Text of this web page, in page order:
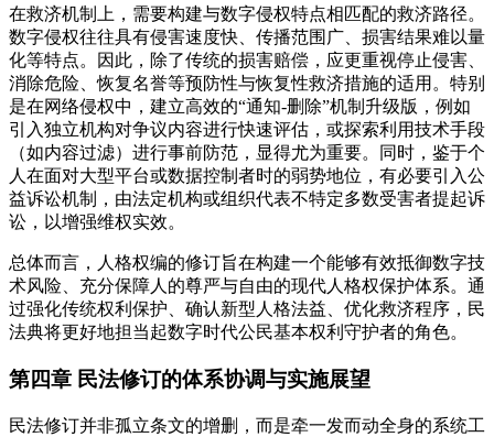
在救济机制上，需要构建与数字侵权特点相匹配的救济路径。
数字侵权往往具有侵害速度快、传播范围广、损害结果难以量
化等特点。因此，除了传统的损害赔偿，应更重视停止侵害、
消除危险、恢复名誉等预防性与恢复性救济措施的适用。特别
是在网络侵权中，建立高效的“通知-删除”机制升级版，例如
引入独立机构对争议内容进行快速评估，或探索利用技术手段
（如内容过滤）进行事前防范，显得尤为重要。同时，鉴于个
人在面对大型平台或数据控制者时的弱势地位，有必要引入公
益诉讼机制，由法定机构或组织代表不特定多数受害者提起诉
讼，以增强维权实效。
总体而言，人格权编的修订旨在构建一个能够有效抵御数字技
术风险、充分保障人的尊严与自由的现代人格权保护体系。通
过强化传统权利保护、确认新型人格法益、优化救济程序，民
法典将更好地担当起数字时代公民基本权利守护者的角色。
第四章 民法修订的体系协调与实施展望
民法修订并非孤立条文的增删，而是牵一发而动全身的系统工